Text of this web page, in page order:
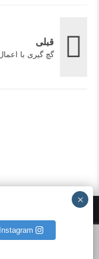
قبلی
گچ گیری با